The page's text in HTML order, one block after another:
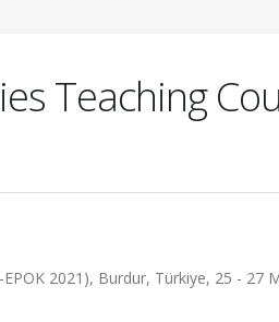
Teaching
2021), Burdur, Türkiye, 25 - 27